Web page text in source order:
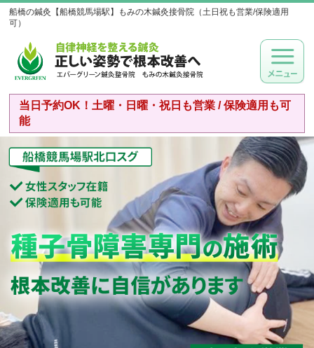
船橋の鍼灸【船橋競馬場駅】もみの木鍼灸接骨院（土日祝も営業/保険適用
可）
当日予約OK！土曜・日曜・祝日も営業 / 保険適用も可
能